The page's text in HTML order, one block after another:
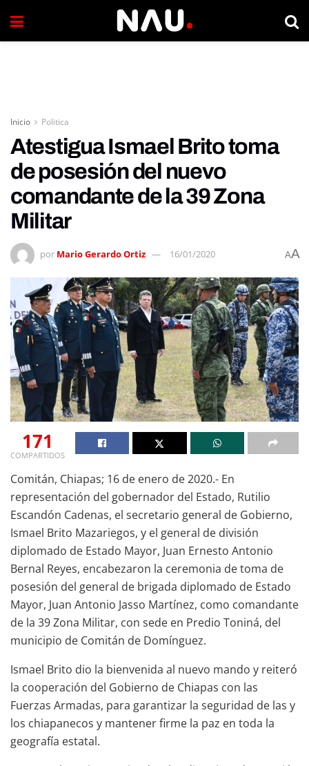
Inicio Politica
Atestigua Ismael Brito toma
de posesión del nuevo
comandante de la 39 Zona
Militar
por Mario Gerardo Ortiz 16/01/2020 AA
171
COMPARTIDOS
Comitán, Chiapas; 16 de enero de 2020.- En
representación del gobernador del Estado, Rutilio
Escandón Cadenas, el secretario general de Gobierno,
Ismael Brito Mazariegos, y el general de división
diplomado de Estado Mayor, Juan Ernesto Antonio
Bernal Reyes, encabezaron la ceremonia de toma de
posesión del general de brigada diplomado de Estado
Mayor, Juan Antonio Jasso Martínez, como comandante
de la 39 Zona Militar, con sede en Predio Toniná, del
municipio de Comitán de Domínguez.
Ismael Brito dio la bienvenida al nuevo mando y reiteró
la cooperación del Gobierno de Chiapas con las
Fuerzas Armadas, para garantizar la seguridad de las y
los chiapanecos y mantener firme la paz en toda la
geografía estatal.